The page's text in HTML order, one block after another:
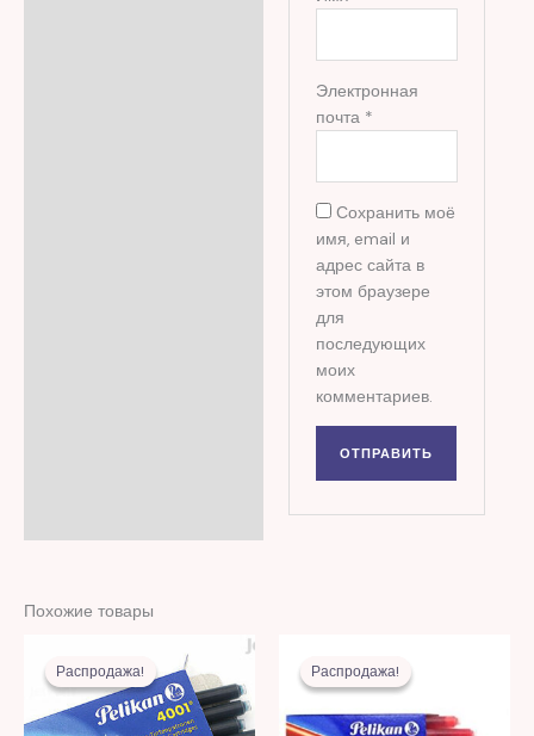
Электронная
почта *
Сохранить моё
имя, email и
адрес сайта в
этом браузере
для
последующих
моих
комментариев.
Похожие товары
Распродажа!
Распродажа!
цена
составляла
26,00 MDL.
Текущая
9,00 MDL.
Распродажа!
Распродажа!
цена
составляла